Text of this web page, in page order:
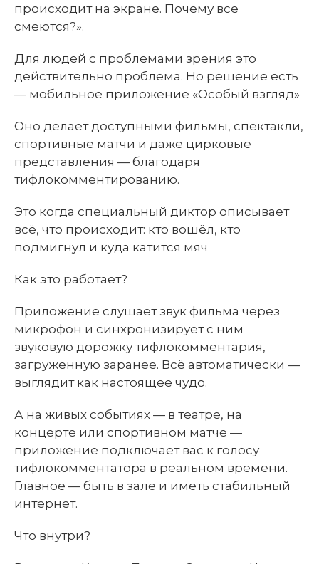
происходит на экране. Почему все
смеются?».
Для людей с проблемами зрения это
действительно проблема. Но решение есть
— мобильное приложение «Особый взгляд»
Оно делает доступными фильмы, спектакли,
спортивные матчи и даже цирковые
представления — благодаря
тифлокомментированию.
Это когда специальный диктор описывает
всё, что происходит: кто вошёл, кто
подмигнул и куда катится мяч
Как это работает?
Приложение слушает звук фильма через
микрофон и синхронизирует с ним
звуковую дорожку тифлокомментария,
загруженную заранее. Всё автоматически —
выглядит как настоящее чудо.
А на живых событиях — в театре, на
концерте или спортивном матче —
приложение подключает вас к голосу
тифлокомментатора в реальном времени.
Главное — быть в зале и иметь стабильный
интернет.
Что внутри?